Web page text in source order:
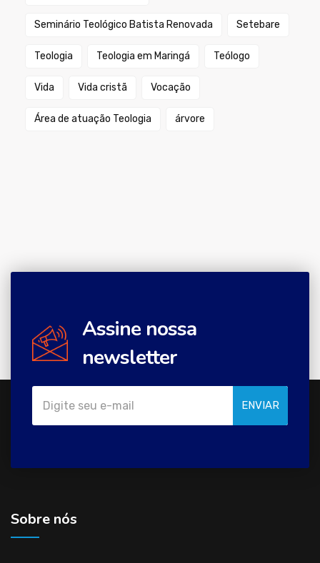
Seminário Teológico Batista Renovada Setebare
Teologia Teologia em Maringá Teólogo
Vida Vida cristã Vocação
Área de atuação Teologia árvore
Assine nossa
newsletter
ENVIAR
Sobre nós